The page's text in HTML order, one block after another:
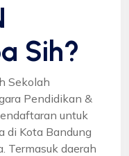
Sih?
Sekolah
Pendidikan &
untuk
di Kota Bandung
Termasuk daerah